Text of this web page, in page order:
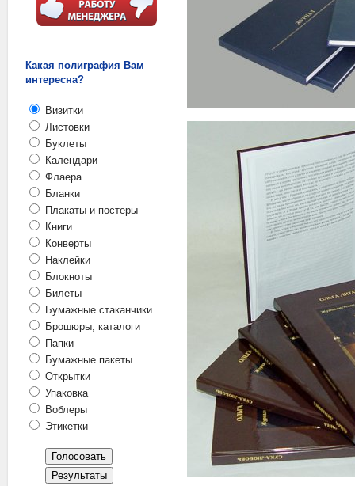
Какая полиграфия Вам
интересна?
Визитки
Листовки
Буклеты
Календари
Флаера
Бланки
Плакаты и постеры
Книги
Конверты
Наклейки
Блокноты
Билеты
Бумажные стаканчики
Брошюры, каталоги
Папки
Бумажные пакеты
Открытки
Упаковка
Воблеры
Этикетки